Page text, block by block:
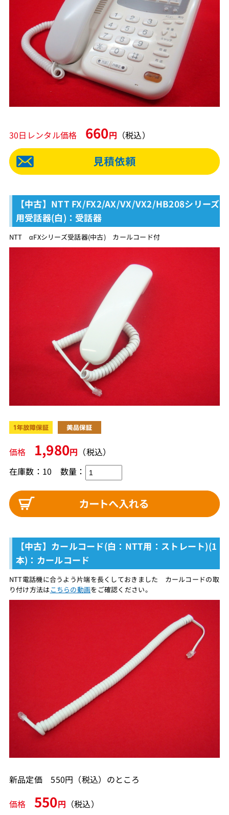
30日レンタル価格 660円 （税込）
【中古】NTT FX/FX2/AX/VX/VX2/HB208シリーズ
用受話器(白)：受話器
NTT αFXシリーズ受話器(中古) カールコード付
価格 1,980円 （税込）
在庫数：10 数量：
【中古】カールコード(白：NTT用：ストレート)(1
本)：カールコード
NTT電話機に合うよう片端を長くしておきました カールコードの取
り付け方法はこちらの動画をご確認ください。
新品定価 550円（税込）のところ
価格 550円 （税込）